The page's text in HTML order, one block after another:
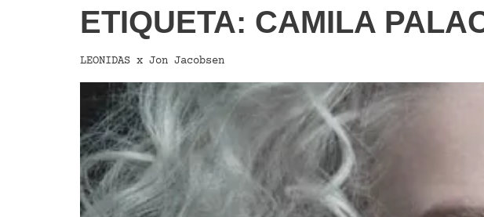
ETIQUETA: CAMILA
LEONIDAS x Jon Jacobsen